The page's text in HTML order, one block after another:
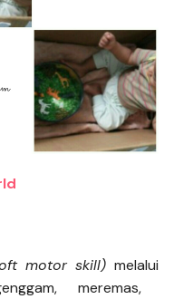
motor skill) melalui
meremas,